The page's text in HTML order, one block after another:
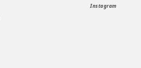
Instagram